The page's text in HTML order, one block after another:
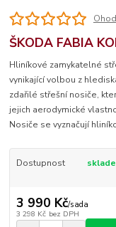
ŠKODA FABIA
Hliníkové zamykatelné
vynikající volbou z
zdařilé střešní nosiče,
jejich aerodymické
Nosiče se vyznačují
Dostupnost
3 990 Kč/sada
3 298 Kč bez DPH